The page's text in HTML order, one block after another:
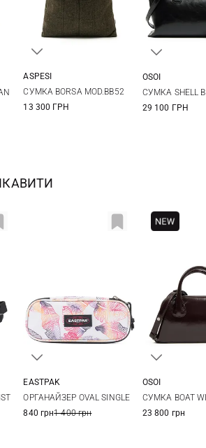
ASPESI
СУМКА BORSA MOD.BB52
13 300 ГРН
OSOI
СУМКА SHELL
29 100 ГРН
EASTPAK
ОРГАНАЙЗЕР OVAL SINGLE
840 грн1 400 грн
OSOI
СУМКА BOAT
23 800 грн